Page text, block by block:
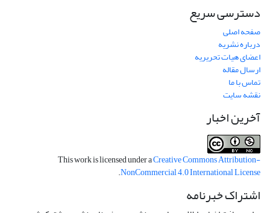
دسترسی سریع
صفحه اصلی
درباره نشریه
اعضای هیات تحریریه
ارسال مقاله
تماس با ما
نقشه سایت
آخرین اخبار
This work is licensed under aCreative Commons Attribution-
NonCommercial 4.0 International License
.
اشتراک خبرنامه